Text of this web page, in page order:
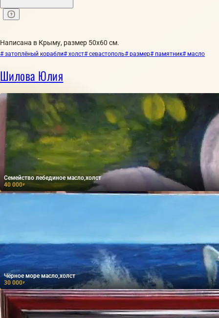
Написана в Крыму, размер 50х60 см.
# затоплёный корабли# холст# севастополь# размер# памятник# масло
Шилова Юлия
Семейство лебединое масло,холст
40 000₽
Чёрное море масло,холст
30 000₽